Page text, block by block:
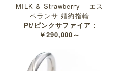
MILK & Strawberry – エス
ペランサ 婚約指輪
Pt/ピンクサファイア :
￥290,000～